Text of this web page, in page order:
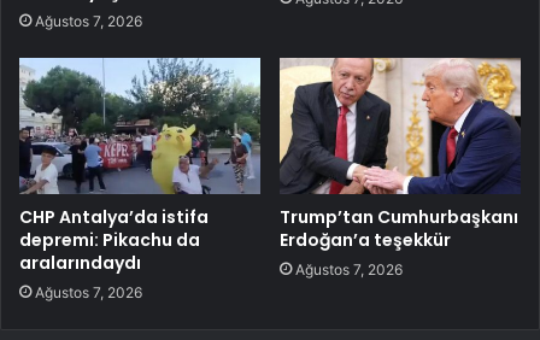
Ağustos 7, 2026
CHP Antalya’da istifa
depremi: Pikachu da
aralarındaydı
Ağustos 7, 2026
Trump’tan Cumhurbaşkanı
Erdoğan’a teşekkür
Ağustos 7, 2026